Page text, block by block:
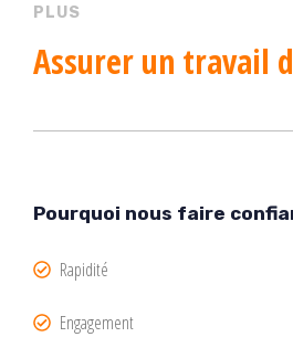
PLUS
Assurerun travail
Pourquoi nous faire
Rapidité
Engagement